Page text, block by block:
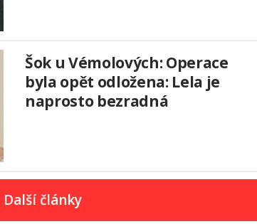
Šok u Vémolových: Operace
byla opět odložena: Lela je
naprosto bezradná
Další články